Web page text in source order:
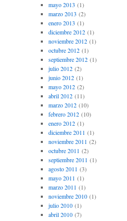
mayo 2013 (1)
marzo 2013 (2)
enero 2013 (1)
diciembre 2012(1)
noviembre 2012(1)
octubre 2012(1)
septiembre 2012(1)
julio 2012(2)
junio 2012(1)
mayo 2012(2)
abril 2012(11)
marzo 2012(10)
febrero 2012(10)
enero 2012(1)
diciembre 2011 (1)
noviembre 2011 (2)
octubre 2011 (2)
septiembre 2011 (1)
agosto 2011 (3)
mayo 2011 (1)
marzo 2011 (1)
noviembre 2010(1)
julio 2010(1)
abril 2010(7)